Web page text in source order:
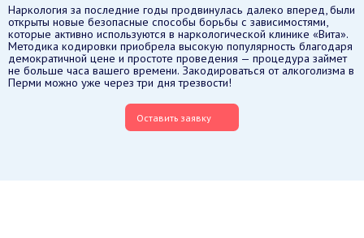
Наркология за последние годы продвинулась далеко вперед, были
открыты новые безопасные способы борьбы с зависимостями,
которые активно используются в наркологической клинике «Вита».
Методика кодировки приобрела высокую популярность благодаря
демократичной цене и простоте проведения — процедура займет
не больше часа вашего времени. Закодироваться от алкоголизма в
Перми можно уже через три дня трезвости!
Оставить заявку